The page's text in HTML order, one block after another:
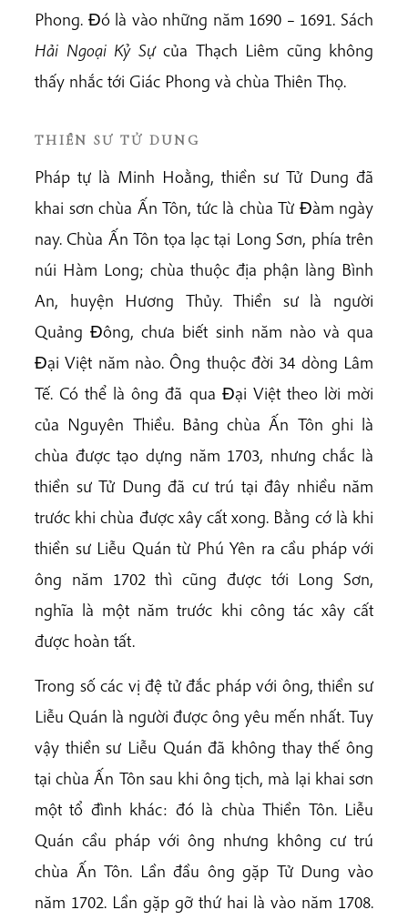
Phong. Ðó là vào những năm 1690 – 1691. Sách
Hải Ngoại Kỷ Sự của Thạch Liêm cũng không
thấy nhắc tới Giác Phong và chùa Thiên Thọ.
THIỀN SƯ TỬ DUNG
Pháp tự là Minh Hoằng, thiền sư Tử Dung đã
khai sơn chùa Ấn Tôn, tức là chùa Từ Ðàm ngày
nay. Chùa Ấn Tôn tọa lạc tại Long Sơn, phía trên
núi Hàm Long; chùa thuộc địa phận làng Bình
An, huyện Hương Thủy. Thiền sư là người
Quảng Ðông, chưa biết sinh năm nào và qua
Ðại Việt năm nào. Ông thuộc đời 34 dòng Lâm
Tế. Có thể là ông đã qua Ðại Việt theo lời mời
của Nguyên Thiều. Bảng chùa Ấn Tôn ghi là
chùa được tạo dựng năm 1703, nhưng chắc là
thiền sư Tử Dung đã cư trú tại đây nhiều năm
trước khi chùa được xây cất xong. Bằng cớ là khi
thiền sư Liễu Quán từ Phú Yên ra cầu pháp với
ông năm 1702 thì cũng được tới Long Sơn,
nghĩa là một năm trước khi công tác xây cất
được hoàn tất.
Trong số các vị đệ tử đắc pháp với ông, thiền sư
Liễu Quán là người được ông yêu mến nhất. Tuy
vậy thiền sư Liễu Quán đã không thay thế ông
tại chùa Ấn Tôn sau khi ông tịch, mà lại khai sơn
một tổ đình khác: đó là chùa Thiền Tôn. Liễu
Quán cầu pháp với ông nhưng không cư trú
chùa Ấn Tôn. Lần đầu ông gặp Tử Dung vào
năm 1702. Lần gặp gỡ thứ hai là vào năm 1708.